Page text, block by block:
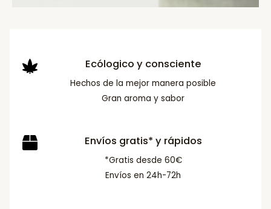
Ecólogico y consciente
Hechos de la mejor manera posible
Gran aroma y sabor
Envíos gratis* y rápidos
*Gratis desde 60€
Envíos en 24h-72h